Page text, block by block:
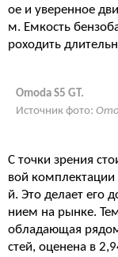
ое и уверенное
м. Емкость
роходить
Omoda S5 GT.
Источник фото:
С точки зрения
вой комплектации
й. Это делает его
нием на рынке.
обладающая
стей, оценена в